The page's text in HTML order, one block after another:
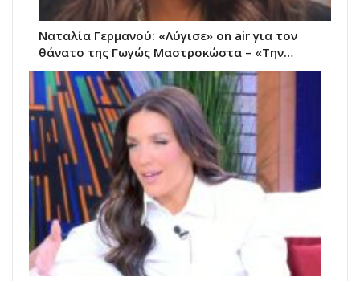
Ναταλία Γερμανού: «Λύγισε» on air για τον
θάνατο της Γωγώς Μαστροκώστα – «Την…